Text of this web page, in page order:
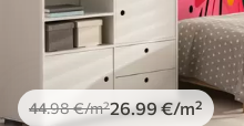
44.98€/m²26.99 €/m²